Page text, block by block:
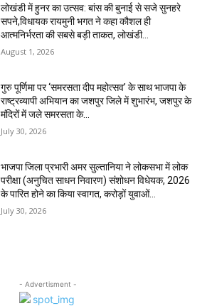
लोखंडी में हुनर का उत्सव: बांस की बुनाई से सजे सुनहरे
सपने,विधायक रायमुनी भगत ने कहा कौशल ही
आत्मनिर्भरता की सबसे बड़ी ताकत, लोखंडी...
August 1, 2026
गुरु पूर्णिमा पर ‘समरसता दीप महोत्सव’ के साथ भाजपा के
राष्ट्रव्यापी अभियान का जशपुर जिले में शुभारंभ, जशपुर के
मंदिरों में जले समरसता के...
July 30, 2026
भाजपा जिला प्रभारी अमर सुल्तानिया ने लोकसभा में लोक
परीक्षा (अनुचित साधन निवारण) संशोधन विधेयक, 2026
के पारित होने का किया स्वागत, करोड़ों युवाओं...
July 30, 2026
- Advertisment -